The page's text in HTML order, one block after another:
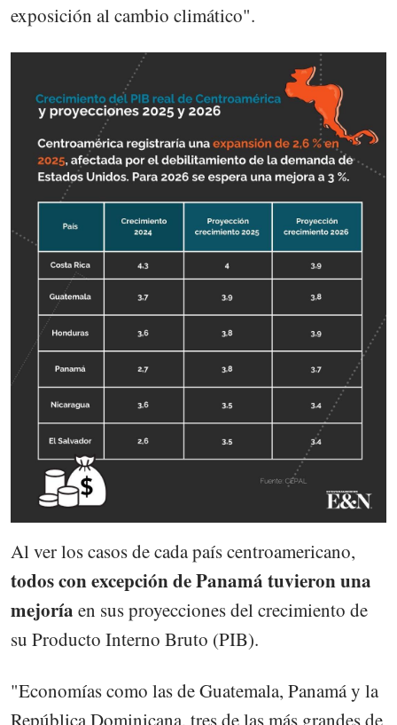
exposición al cambio climático".
Al ver los casos de cada país centroamericano,
todos con excepción de Panamá tuvieron una
mejoría en sus proyecciones del crecimiento de
su Producto Interno Bruto (PIB).
"Economías como las de Guatemala, Panamá y la
República Dominicana, tres de las más grandes de